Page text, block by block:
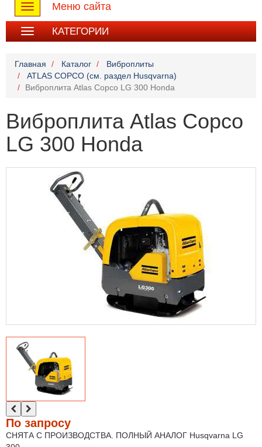
Toggle
navigation
Меню сайта
КАТЕГОРИИ
Главная Каталог
Виброплиты
ATLAS COPCO (см. раздел Husqvarna)
Виброплита Atlas Copco LG 300 Honda
Виброплита Atlas Copco
LG 300 Honda
По запросу
СНЯТА С ПРОИЗВОДСТВА. ПОЛНЫЙ АНАЛОГ Husqvarna LG